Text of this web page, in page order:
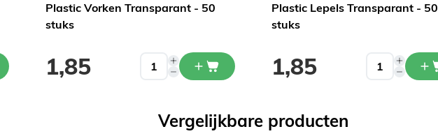
Plastic Vorken Transparant - 50
stuks
1,85
Plastic Lepels Transparant - 50
stuks
1,85
Vergelijkbare producten